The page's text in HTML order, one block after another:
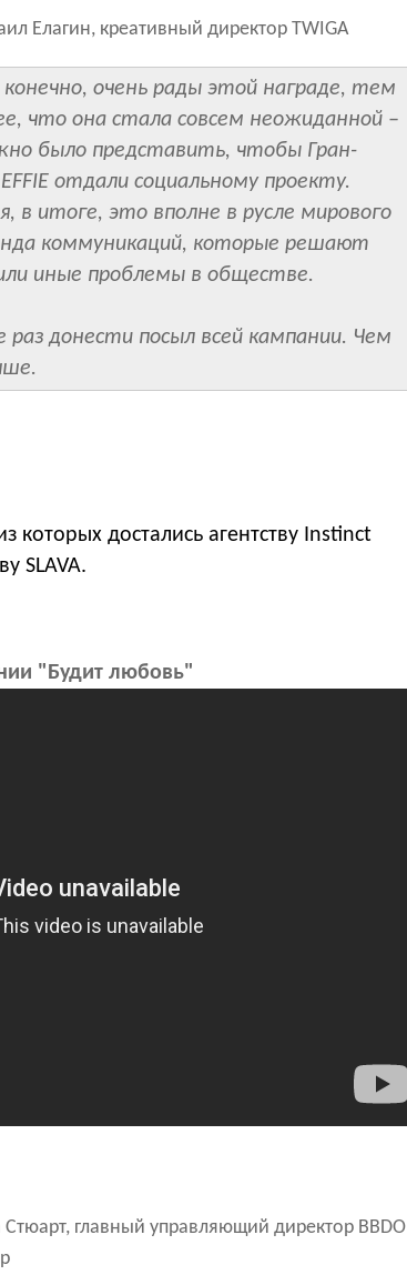
Елагин, креативный директор TWIGA
очень рады этой награде, тем
что она стала совсем неожиданной –
было представить, чтобы Гран-
отдали социальному проекту.
в итоге, это вполне в русле мирового
коммуникаций, которые решают
иные проблемы в обществе.
донести посыл всей кампании. Чем
которых достались агентству Instinct
SLAVA.
"Будит любовь"
Стюарт, главный управляющий директор BBDO